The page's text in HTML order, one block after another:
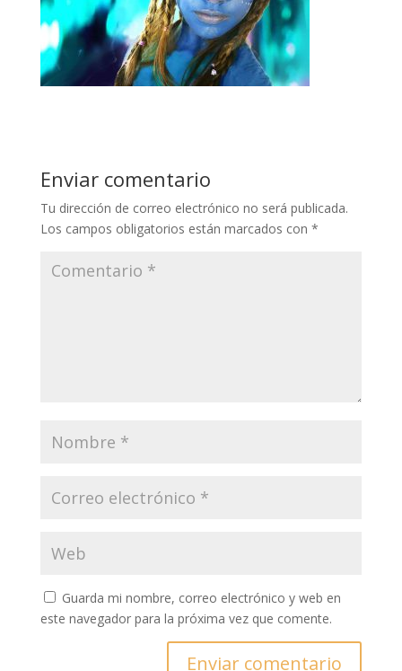
Enviar comentario
Tu dirección de correo electrónico no será publicada.
Los campos obligatorios están marcados con *
Guarda mi nombre, correo electrónico y web en
este navegador para la próxima vez que comente.